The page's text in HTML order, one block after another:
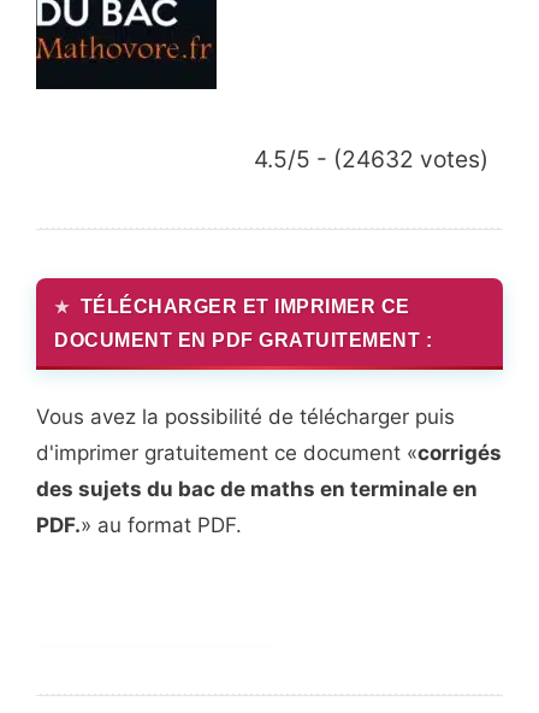
4.5/5 - (24632 votes)
TÉLÉCHARGER ET IMPRIMER CE
DOCUMENT EN PDF GRATUITEMENT :
Vous avez la possibilité de télécharger puis
d'imprimer gratuitement ce document «corrigés
des sujets du bac de maths en terminale en
PDF.» au format PDF.